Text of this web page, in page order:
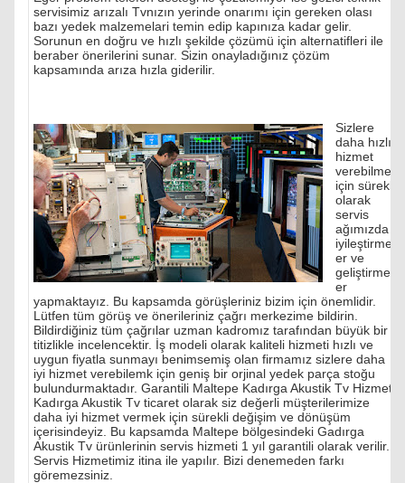
servisimiz arızalı Tvnızın yerinde onarımı için gereken olası
bazı yedek malzemelari temin edip kapınıza kadar gelir.
Sorunun en doğru ve hızlı şekilde çözümü için alternatifleri ile
beraber önerilerini sunar. Sizin onayladığınız çözüm
kapsamında arıza hızla giderilir.
Sizlere
daha hızlı
hizmet
verebilmek
için sürekli
olarak
servis
ağımızda
iyileştirmel
er ve
geliştirmel
er
yapmaktayız. Bu kapsamda görüşleriniz bizim için önemlidir.
Lütfen tüm görüş ve önerileriniz çağrı merkezime bildirin.
Bildirdiğiniz tüm çağrılar uzman kadromız tarafından büyük bir
titizlikle incelencektir. İş modeli olarak kaliteli hizmeti hızlı ve
uygun fiyatla sunmayı benimsemiş olan firmamız sizlere daha
iyi hizmet verebilemk için geniş bir orjinal yedek parça stoğu
bulundurmaktadır. Garantili Maltepe Kadırga Akustik Tv Hizmeti
Kadırga Akustik Tv ticaret olarak siz değerli müşterilerimize
daha iyi hizmet vermek için sürekli değişim ve dönüşüm
içerisindeyiz. Bu kapsamda Maltepe bölgesindeki Gadırga
Akustik Tv ürünlerinin servis hizmeti 1 yıl garantili olarak verilir.
Servis Hizmetimiz itina ile yapılır. Bizi denemeden farkı
göremezsiniz.